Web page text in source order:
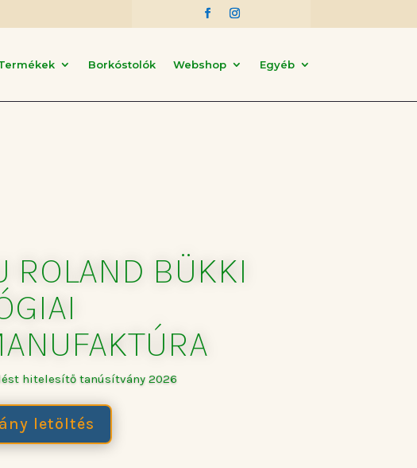
Borkóstolók Webshop Egyéb
ROLAND BÜKKI
hitelesítő tanúsítvány 2026
letöltés